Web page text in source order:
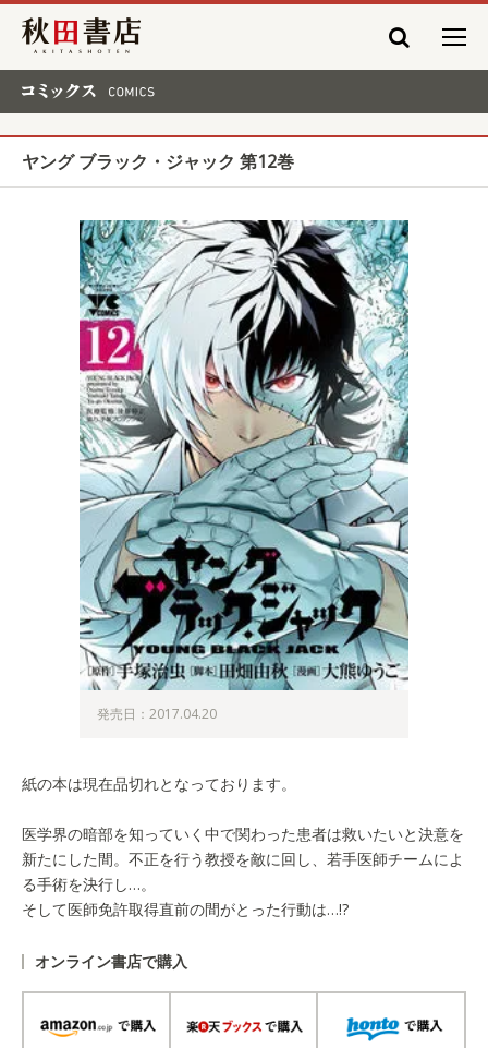
秋田書店
ヤング ブラック・ジャック 第12巻
発売日：2017.04.20
紙の本は現在品切れとなっております。
医学界の暗部を知っていく中で関わった患者は救いたいと決意を
新たにした間。不正を行う教授を敵に回し、若手医師チームによ
る手術を決行し…。
そして医師免許取得直前の間がとった行動は…!?
オンライン書店で購入